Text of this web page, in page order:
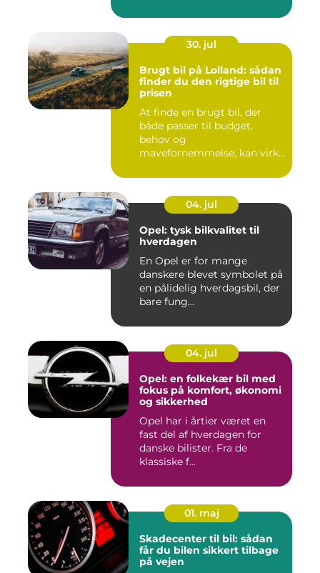
30. jul
Brugt bil på Lolland: sådan
finder du den rigtige bil til
prisen
At finde en brugt bil, der
både passer til budget,
behov og
mavefornemmelse, kan virke
04. jul
Opel: tysk bilkvalitet til
hverdagen
En Opel er for mange
danskere blevet symbolet på
en pålidelig hverdagsbil, der
bare fung...
04. jul
Opel: en folkekær bil med
fokus på komfort, økonomi
og sikkerhed
Opel har i årtier været en
fast del af hverdagen for
danske bilister. Fra de
klassiske f...
01. maj
Skadecenter til bil: sådan
får du bilen sikkert tilbage
på vejen